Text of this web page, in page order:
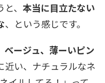
、 本当に目立たない
、という感じです。
ベージュ、薄ーいピン
近い、ナチュラルなネ